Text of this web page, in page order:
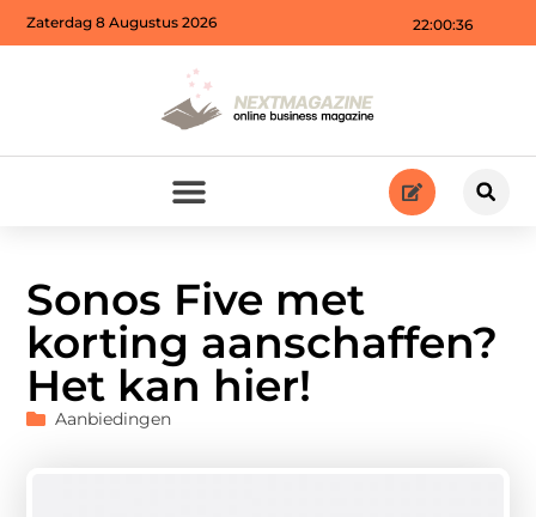
22:00:38
Zaterdag 8 Augustus 2026
Sonos Five met
korting aanschaffen?
Het kan hier!
Aanbiedingen